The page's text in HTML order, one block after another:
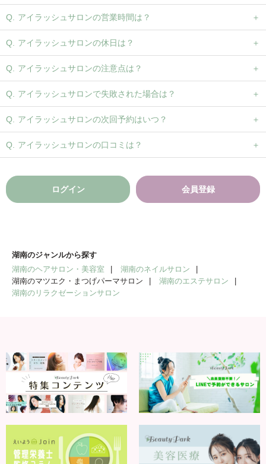
アイラッシュサロンの営業時間は？
アイラッシュサロンの休日は？
アイラッシュサロンの注意点は？
アイラッシュサロンで失敗された場合は？
アイラッシュサロンの次回予約はいつ？
アイラッシュサロンの口コミは？
ログイン 会員登録
湖南のジャンルから探す
湖南のヘアサロン・美容室
湖南のネイルサロン
湖南のマツエク・まつげパーマサロン
湖南のエステサロン
湖南のリラクゼーションサロン